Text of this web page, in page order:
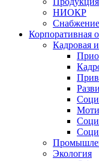
НИОКР
Снабжение
Корпоративная
Кадровая
Экология